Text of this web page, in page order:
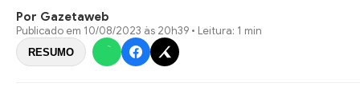
Por Gazetaweb
Publicado em 10/08/2023 às 20h39 • Leitura: 1 min
RESUMO